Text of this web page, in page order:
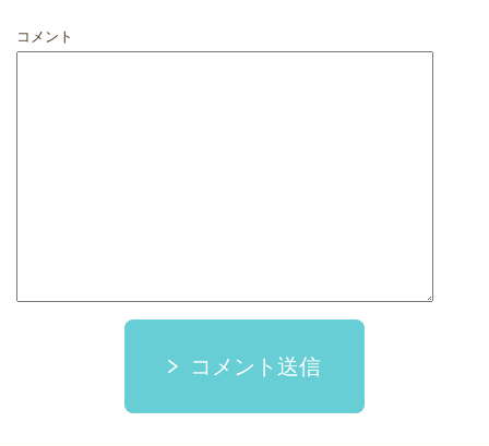
コメント
コメント送信